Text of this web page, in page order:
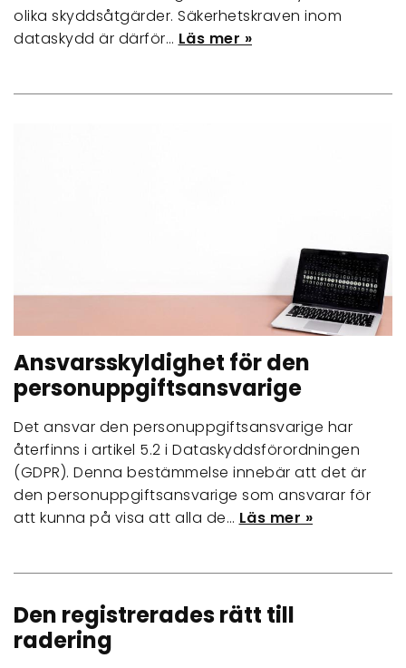
olika skyddsåtgärder. Säkerhetskraven inom
dataskydd är därför… Läs mer »
Ansvarsskyldighet för den
personuppgiftsansvarige
Det ansvar den personuppgiftsansvarige har
återfinns i artikel 5.2 i Dataskyddsförordningen
(GDPR). Denna bestämmelse innebär att det är
den personuppgiftsansvarige som ansvarar för
att kunna på visa att alla de… Läs mer »
Den registrerades rätt till
radering